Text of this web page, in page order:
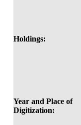
Holdings:
Year and Place of
Digitization: